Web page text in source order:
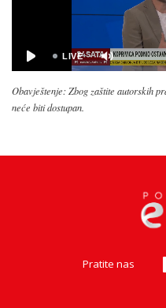
Obavještenje: Zbog zaštite autorskih
neće biti dostupan.
Pratite nas